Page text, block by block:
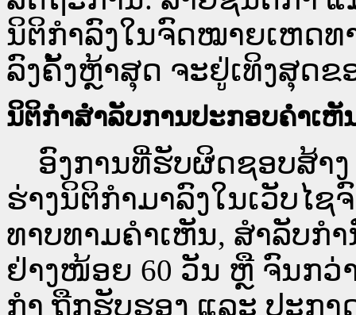
ນິຕິກຳລົງໃນຈົດໝາຍເຫດທ
ລົງຄັ້ງຫຼ້າສຸດ ຈະຢູ່ເທິງສຸດຂ
ນິຕິກຳສຳລັບການປະກອບຄຳເຫັ
ອົງການທີ່ຮັບຜິດຊອບສ້າງ
ຮ່າງນິຕິກຳມາລົງໃນ​ເວັບ​ໄ
ທາບທາມຄຳເຫັນ, ສໍາລັບກໍ
ຢ່າງໜ້ອຍ 60 ວັນ ຫຼື ຈົນກ
ກໍາ ຖືກຮັບຮອງ ແລະ ປະກ